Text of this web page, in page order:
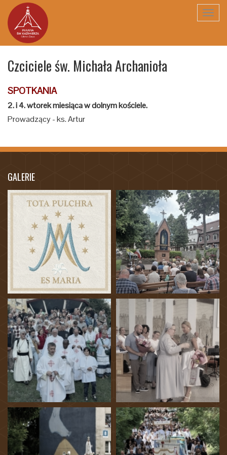
Czciciele św. Michała Archanioła
SPOTKANIA
2. i 4. wtorek miesiąca w dolnym kościele.
Prowadzący - ks. Artur
GALERIE